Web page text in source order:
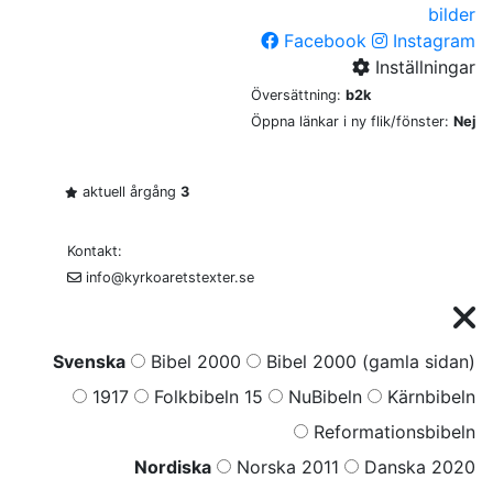
bilder
Facebook
Instagram
Inställningar
Översättning: b2k
Öppna länkar i ny flik/fönster: Nej
aktuell årgång 3
Kontakt:
info@kyrkoaretstexter.se
Svenska Bibel 2000
Bibel 2000 (gamla sidan)
1917
Folkbibeln 15 NuBibeln
Kärnbibeln
Reformationsbibeln
Nordiska
Norska 2011
Danska 2020